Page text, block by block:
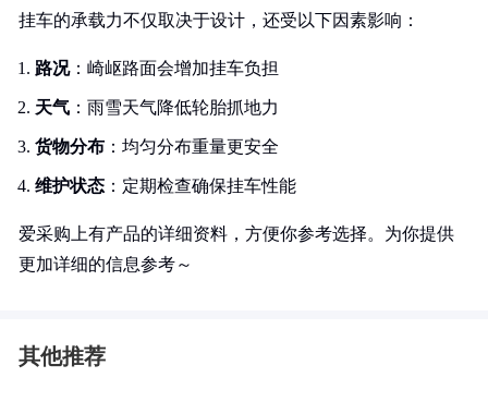
挂车的承载力不仅取决于设计，还受以下因素影响：
路况：崎岖路面会增加挂车负担
天气 ：雨雪天气降低轮胎抓地力
货物分布 ：均匀分布重量更安全
维护状态 ：定期检查确保挂车性能
爱采购上有产品的详细资料，方便你参考选择。为你提供
更加详细的信息参考～
其他推荐